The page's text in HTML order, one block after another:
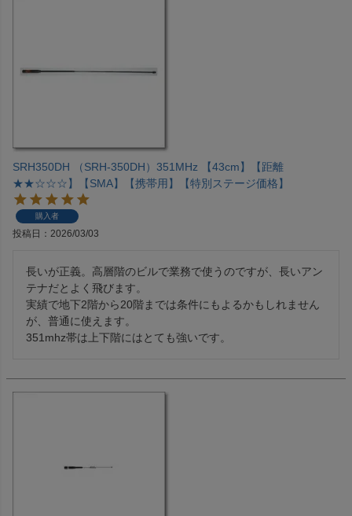
SRH350DH （SRH-350DH）351MHz 【43cm】【距離
★★☆☆☆】【SMA】【携帯用】【特別ステージ価格】
購入者
投稿日 2026/03/03
長いが正義。高層階のビルで業務で使うのですが、長いアン
テナだとよく飛びます。
実績で地下2階から20階までは条件にもよるかもしれません
が、普通に使えます。
351mhz帯は上下階にはとても強いです。